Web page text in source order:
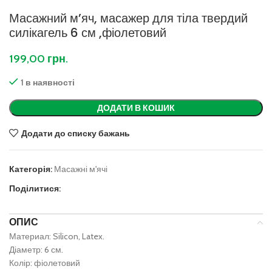
Масажний м’яч, масажер для тіла твердий
силікагель 6 см ,фіолетовий
199,00 грн.
1 в наявності
ДОДАТИ В КОШИК
Додати до списку бажань
Категорія: Масажні м'ячі
Поділитися:
ОПИС
Материал: Silicon, Latex.
Діаметр: 6 см.
Колір: фіолетовий